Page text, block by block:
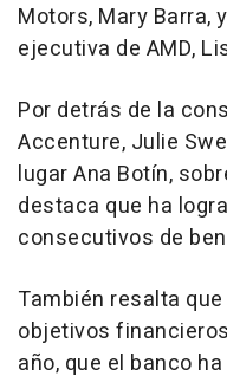
Motors, Mary Barra,
ejecutiva de AMD,
Por detrás de la
Accenture, Julie
lugar Ana Botín,
destaca que ha
consecutivos de
También resalta
objetivos
año, que el banco